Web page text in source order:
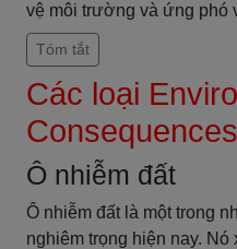
vệ môi trường và ứng phó
Tóm tắt
Các loại
Consequences
Ô nhiễm đất
Ô nhiễm đất là một trong
nghiêm trọng hiện nay.